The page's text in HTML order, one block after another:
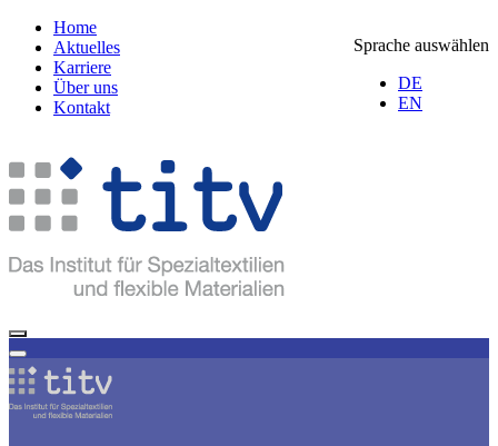
Sprache auswählen
DE
EN
Home
Aktuelles
Karriere
Über uns
Kontakt